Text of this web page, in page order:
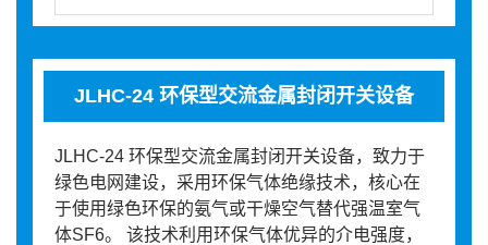
JLHC-24 环保型交流金属封闭开关设备
JLHC-24 环保型交流金属封闭开关设备，致力于
绿色电网建设，采用环保气体绝缘技术，核心在
于使用绿色环保的氨气或干燥空气替代强温室气
体SF6。 该技术利用环保气体优异的介电强度，